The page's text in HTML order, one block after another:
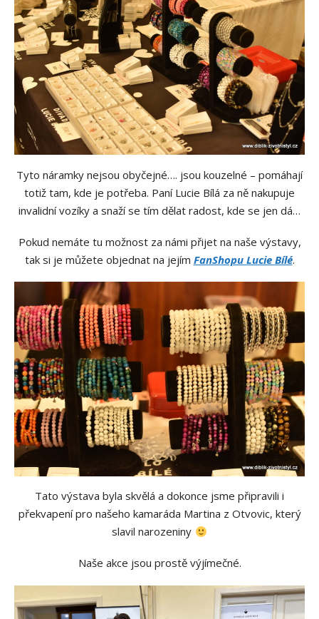
Tyto náramky nejsou obyčejné…. jsou kouzelné – pomáhají
totiž tam, kde je potřeba. Paní Lucie Bílá za ně nakupuje
invalidní vozíky a snaží se tím dělat radost, kde se jen dá…
Pokud nemáte tu možnost za námi přijet na naše výstavy,
tak si je můžete objednat na jejím FanShopu Lucie Bílé.
Tato výstava byla skvělá a dokonce jsme připravili i
překvapení pro našeho kamaráda Martina z Otvovic, který
slavil narozeniny
Naše akce jsou prostě výjímečné.